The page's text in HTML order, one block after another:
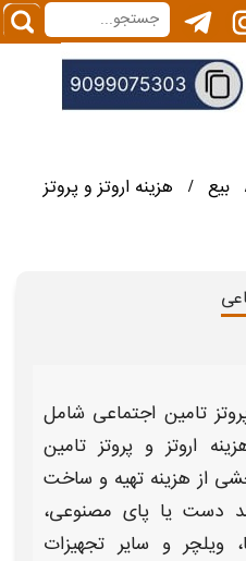
بیع /
هزینه اروتز و پروتز
تامین اجتماعی شامل
اروتز و پروتز تامین
از هزینه‌ تهیه و ساخت
دست یا پای مصنوعی،
و سایر تجهیزات